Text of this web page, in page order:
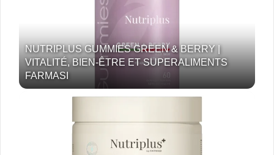
NUTRIPLUS GUMMIES GREEN & BERRY |
VITALITÉ, BIEN-ÊTRE ET SUPERALIMENTS
FARMASI